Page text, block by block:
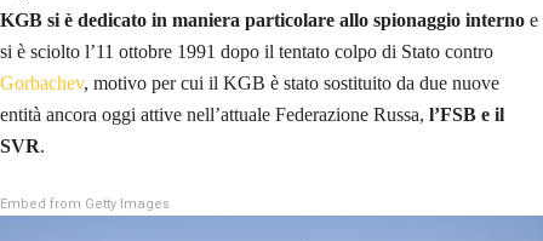
KGB si è dedicato in maniera particolare allo spionaggio interno e
si è sciolto l’11 ottobre 1991 dopo il tentato colpo di Stato contro
Gorbachev, motivo per cui il KGB è stato sostituito da due nuove
entità ancora oggi attive nell’attuale Federazione Russa, l’FSB e il
SVR.
Embed from Getty Images